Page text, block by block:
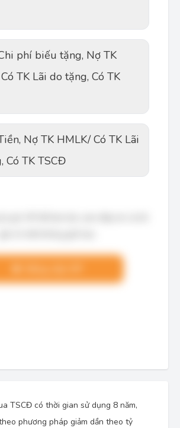
phí biếu tặng, Nợ TK
TK Lãi do tặng, Có TK
Nợ TK HMLK/ Có TK Lãi
Có TK TSCĐ
TSCĐ có thời gian sử dụng 8 năm,
phương pháp giảm dần theo tỷ